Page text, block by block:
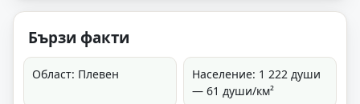
Бързи факти
Област: Плевен
Население: 1 222 души
— 61 души/км²